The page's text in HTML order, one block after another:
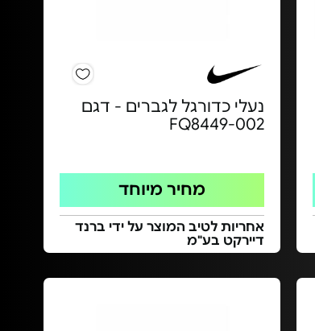
נעלי כדורגל לגברים - דגם
FQ8449-002
מחיר מיוחד
אחריות לטיב המוצר על ידי ברנד
דיירקט בע"מ